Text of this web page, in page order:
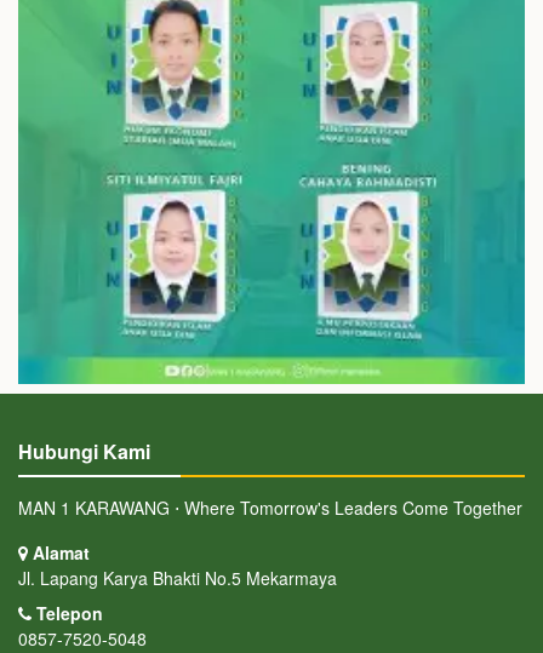
Hubungi Kami
MAN 1 KARAWANG ⋅ Where Tomorrow's Leaders Come Together
Alamat
Jl. Lapang Karya Bhakti No.5 Mekarmaya
Telepon
0857-7520-5048